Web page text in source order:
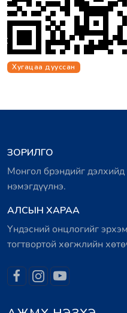
Хугацаа дууссан
ЗОРИЛГО
Монгол брэндийг
нэмэгдүүлнэ.
АЛСЫН ХАРАА
Үндэсний онцлогийг
тогтвортой хөгжлийн